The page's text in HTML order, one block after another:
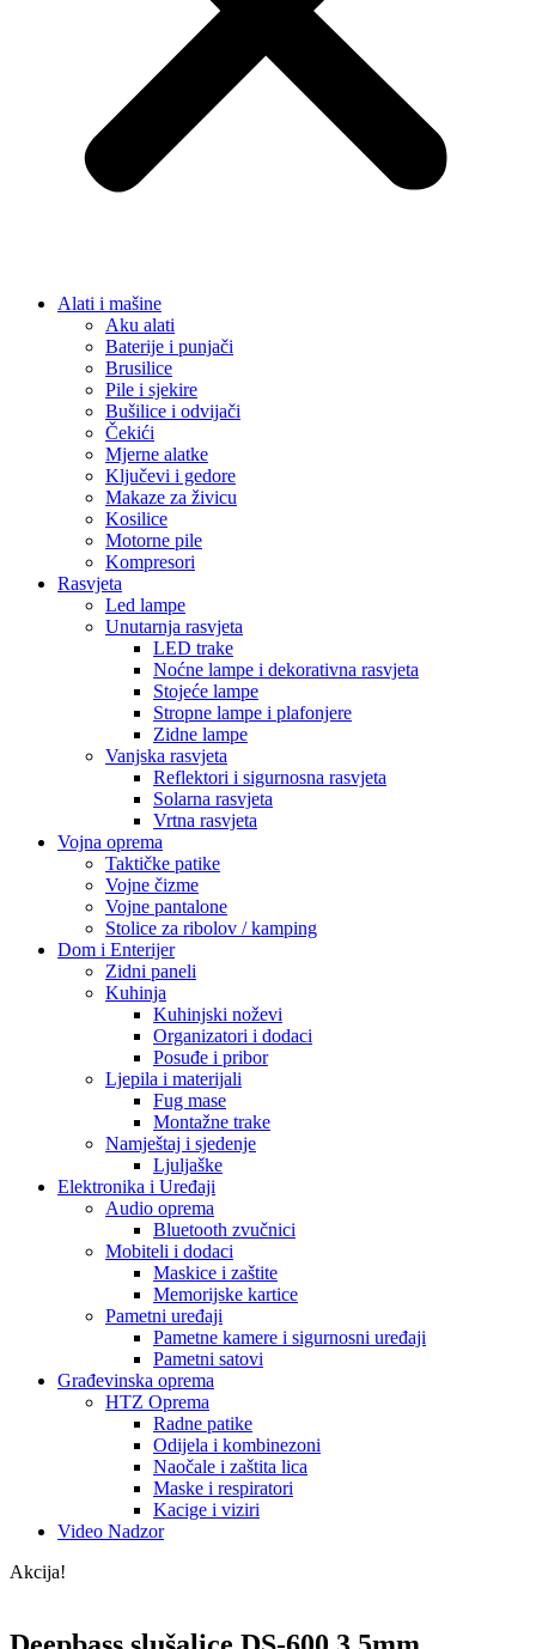
Alati i mašine
Aku alati
Baterije i punjači
Brusilice
Pile i sjekire
Bušilice i odvijači
Čekići
Mjerne alatke
Ključevi i gedore
Makaze za živicu
Kosilice
Motorne pile
Kompresori
Rasvjeta
Led lampe
Unutarnja rasvjeta
LED trake
Noćne lampe i dekorativna rasvjeta
Stojeće lampe
Stropne lampe i plafonjere
Zidne lampe
Vanjska rasvjeta
Reflektori i sigurnosna rasvjeta
Solarna rasvjeta
Vrtna rasvjeta
Vojna oprema
Taktičke patike
Vojne čizme
Vojne pantalone
Stolice za ribolov / kamping
Dom i Enterijer
Zidni paneli
Kuhinja
Kuhinjski noževi
Organizatori i dodaci
Posuđe i pribor
Ljepila i materijali
Fug mase
Montažne trake
Namještaj i sjedenje
Ljuljaške
Elektronika i Uređaji
Audio oprema
Bluetooth zvučnici
Mobiteli i dodaci
Maskice i zaštite
Memorijske kartice
Pametni uređaji
Pametne kamere i sigurnosni uređaji
Pametni satovi
Građevinska oprema
HTZ Oprema
Radne patike
Odijela i kombinezoni
Naočale i zaštita lica
Maske i respiratori
Kacige i viziri
Video Nadzor
Akcija!